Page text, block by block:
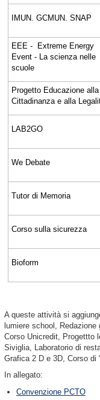
IMUN. GCMUN. SNAP
EEE - Extreme Energy
Event - La scienza nelle
scuole
Progetto Educazione alla
Cittadinanza e alla
LAB2GO
We Debate
Tutor di Memoria
Corso sulla sicurezza
Bioform
A queste attività si
lumiere school,
Corso Unicredit, Progettto
Siviglia, Laboratorio di
Grafica 2 D e 3D, Corso di
In allegato:
Convenzione PCTO